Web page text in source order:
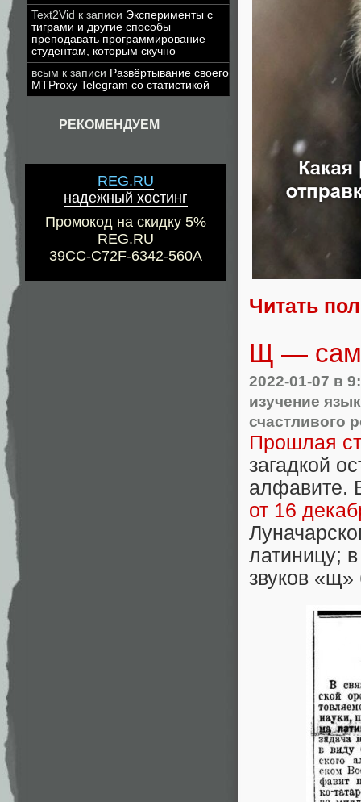
Text2Vid к записи Эксперименты с
тиграми и другие способы
преподавать программирование
студентам, которым скучно
всым к записи Развёртывание своего
MTProxy Telegram со статистикой
РЕКОМЕНДУЕМ
REG.RU
надежный хостинг
Промокод на скидку 5%
REG.RU
39CC-C72F-6342-560A
Читать
Щ —
2022-01-07 в
изучение
счастливого
Прошлая
загадкой
алфавите.
от 16
латиницу;
звуков «щ»